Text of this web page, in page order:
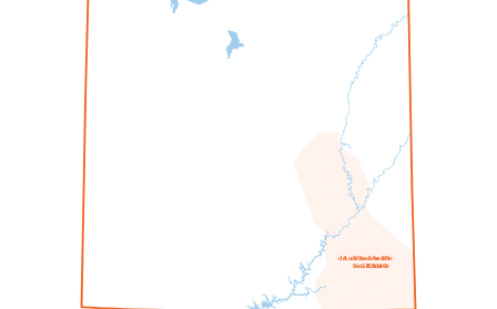
doAnorte
YOnorte
LAnorte
DS
RmiGRAMO
IOnorte